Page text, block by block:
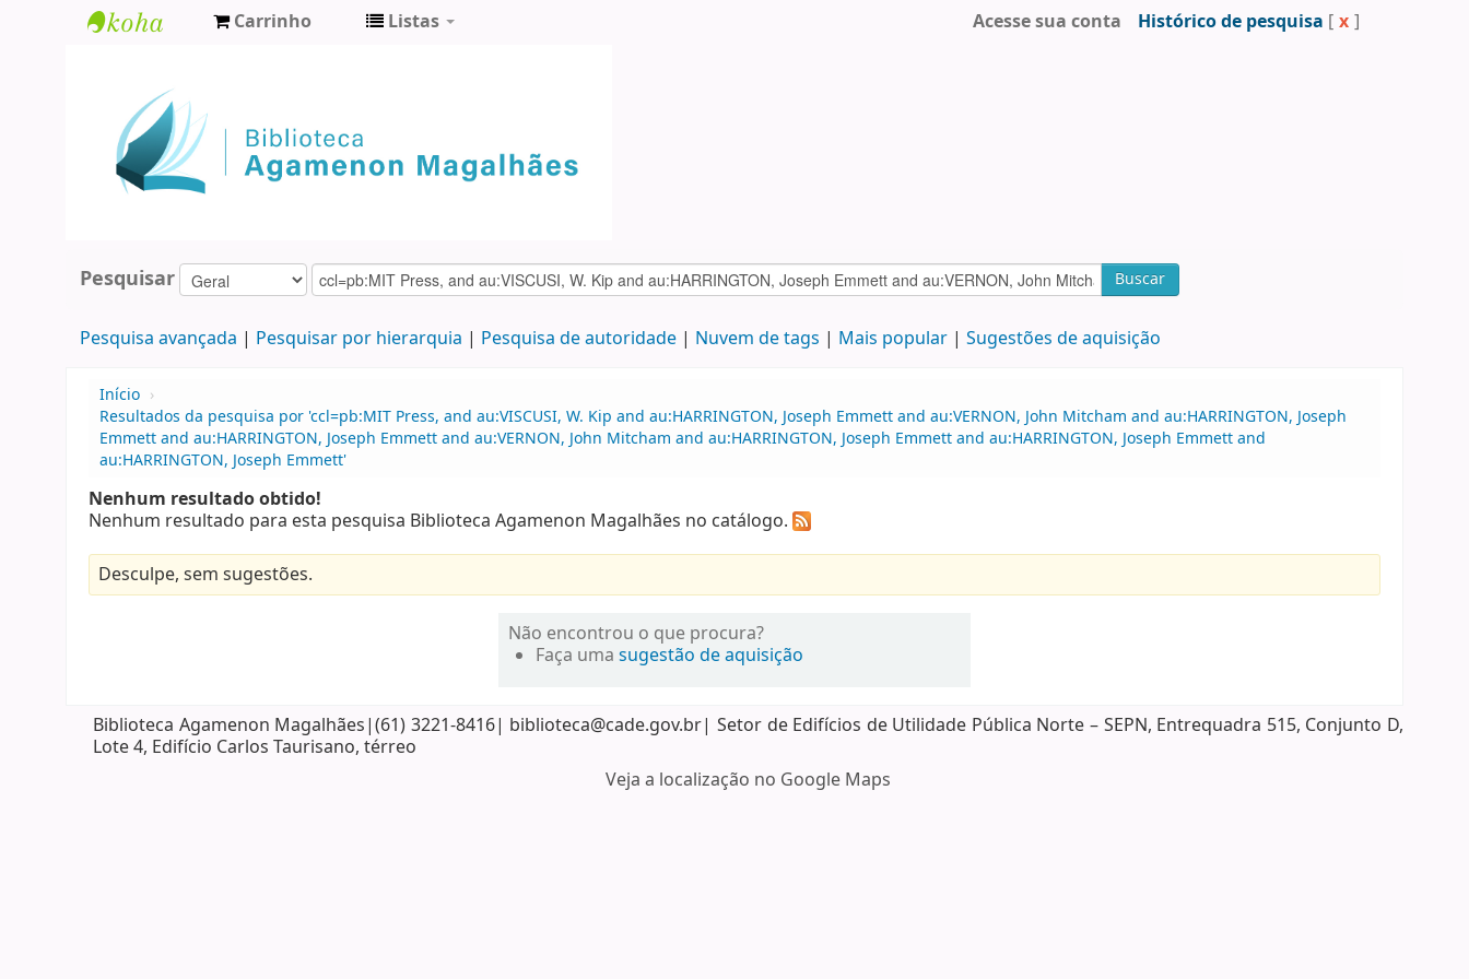
Agamenon
Magalhães
Carrinho Listas Acesse sua conta Histórico de pesquisa [ x ]
Pesquisar Buscar
Pesquisa avançada Pesquisar por hierarquia Pesquisa de autoridade Nuvem de tags Mais popular Sugestões de aquisição
Início ›
Resultados da pesquisa por 'ccl=pb:MIT Press, and au:VISCUSI, W. Kip and au:HARRINGTON, Joseph Emmett and au:VERNON, John Mitcham and au:HARRINGTON, Joseph
Emmett and au:HARRINGTON, Joseph Emmett and au:VERNON, John Mitcham and au:HARRINGTON, Joseph Emmett and au:HARRINGTON, Joseph Emmett and
au:HARRINGTON, Joseph Emmett'
Nenhum resultado obtido!
Nenhum resultado para esta pesquisa Biblioteca Agamenon Magalhães no catálogo.
Desculpe, sem sugestões.
Não encontrou o que procura?
Faça umasugestão de aquisição
Biblioteca Agamenon Magalhães|(61) 3221-8416| biblioteca@cade.gov.br| Setor de Edifícios de Utilidade Pública Norte – SEPN, Entrequadra 515, Conjunto D,
Lote 4, Edifício Carlos Taurisano, térreo
Veja a localização no Google Maps